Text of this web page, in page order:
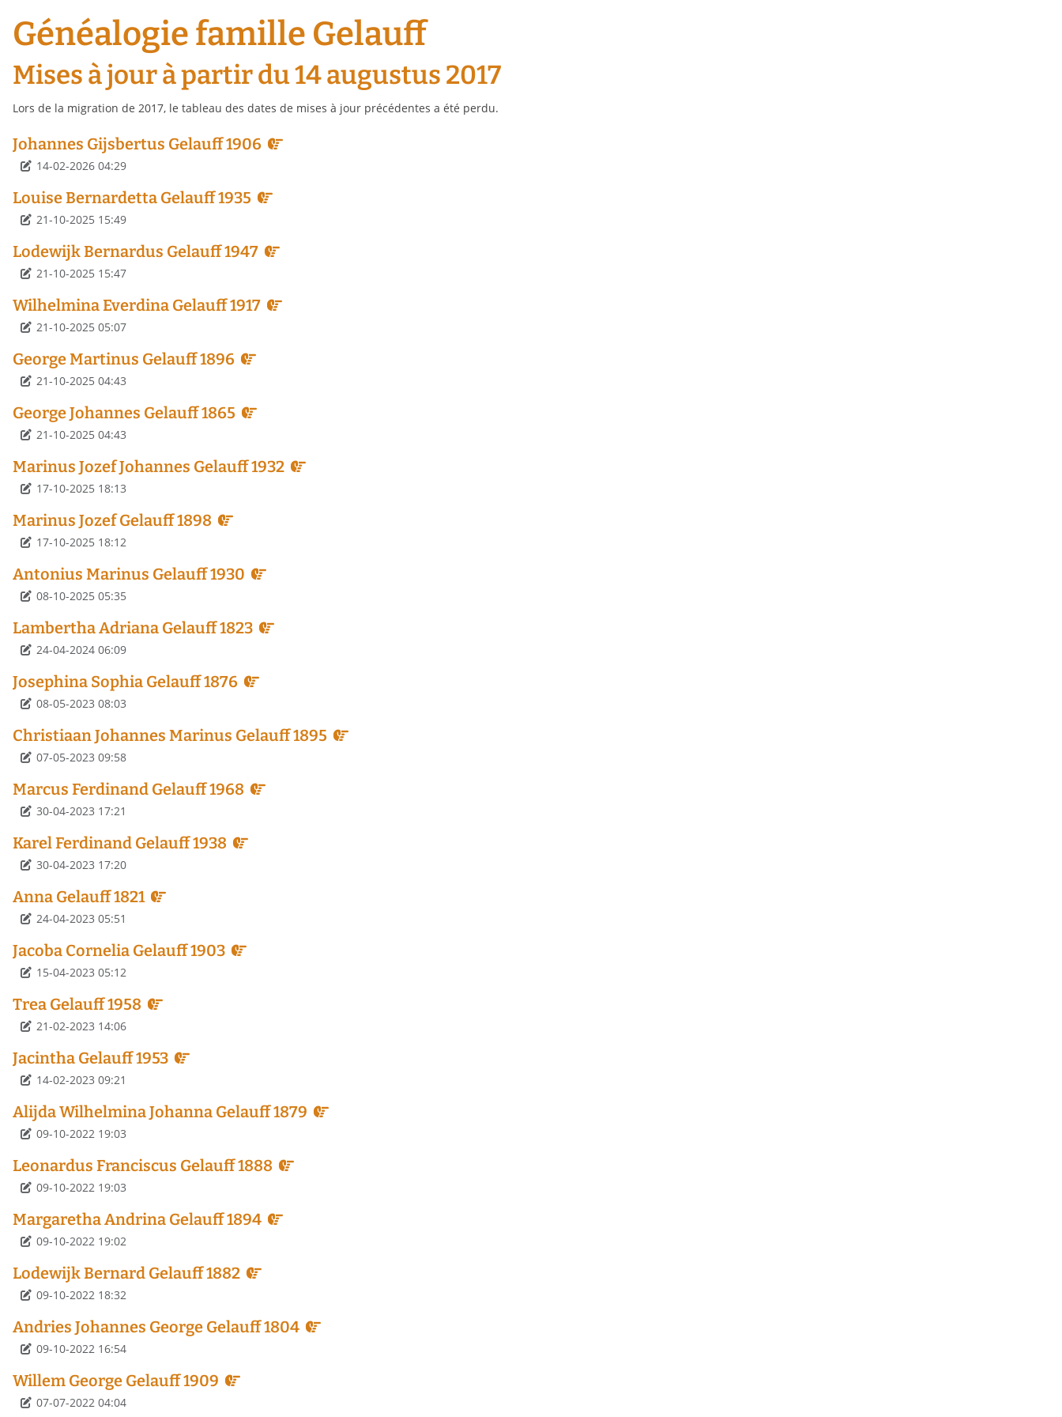
Généalogie famille Gelauff
Mises à jour à partir du 14 augustus 2017
Lors de la migration de 2017, le tableau des dates de mises à jour précédentes a été perdu.
Johannes Gijsbertus Gelauff 1906
Détails14-02-2026 04:29
Louise Bernardetta Gelauff 1935
Détails21-10-2025 15:49
Lodewijk Bernardus Gelauff 1947
Détails21-10-2025 15:47
Wilhelmina Everdina Gelauff 1917
Détails21-10-2025 05:07
George Martinus Gelauff 1896
Détails21-10-2025 04:43
George Johannes Gelauff 1865
Détails21-10-2025 04:43
Marinus Jozef Johannes Gelauff 1932
Détails17-10-2025 18:13
Marinus Jozef Gelauff 1898
Détails17-10-2025 18:12
Antonius Marinus Gelauff 1930
Détails08-10-2025 05:35
Lambertha Adriana Gelauff 1823
Détails24-04-2024 06:09
Josephina Sophia Gelauff 1876
Détails08-05-2023 08:03
Christiaan Johannes Marinus Gelauff 1895
Détails07-05-2023 09:58
Marcus Ferdinand Gelauff 1968
Détails30-04-2023 17:21
Karel Ferdinand Gelauff 1938
Détails30-04-2023 17:20
Anna Gelauff 1821
Détails24-04-2023 05:51
Jacoba Cornelia Gelauff 1903
Détails15-04-2023 05:12
Trea Gelauff 1958
Détails21-02-2023 14:06
Jacintha Gelauff 1953
Détails14-02-2023 09:21
Alijda Wilhelmina Johanna Gelauff 1879
Détails09-10-2022 19:03
Leonardus Franciscus Gelauff 1888
Détails09-10-2022 19:03
Margaretha Andrina Gelauff 1894
Détails09-10-2022 19:02
Lodewijk Bernard Gelauff 1882
Détails09-10-2022 18:32
Andries Johannes George Gelauff 1804
Détails09-10-2022 16:54
Willem George Gelauff 1909
Détails07-07-2022 04:04